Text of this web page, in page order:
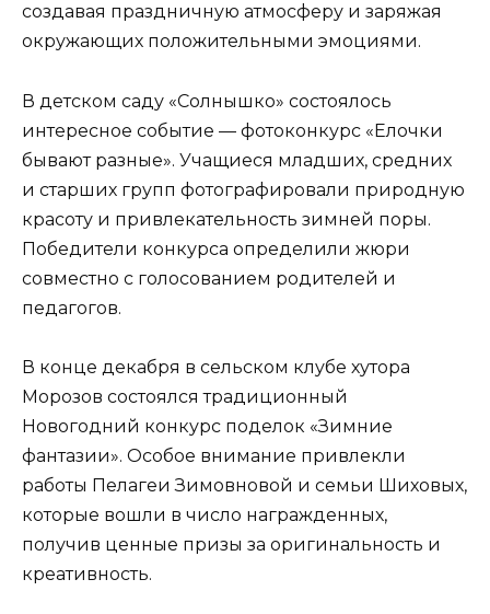
создавая праздничную атмосферу и заряжая
окружающих положительными эмоциями.
В детском саду «Солнышко» состоялось
интересное событие — фотоконкурс «Елочки
бывают разные». Учащиеся младших, средних
и старших групп фотографировали природную
красоту и привлекательность зимней поры.
Победители конкурса определили жюри
совместно с голосованием родителей и
педагогов.
В конце декабря в сельском клубе хутора
Морозов состоялся традиционный
Новогодний конкурс поделок «Зимние
фантазии». Особое внимание привлекли
работы Пелагеи Зимовновой и семьи Шиховых,
которые вошли в число награжденных,
получив ценные призы за оригинальность и
креативность.